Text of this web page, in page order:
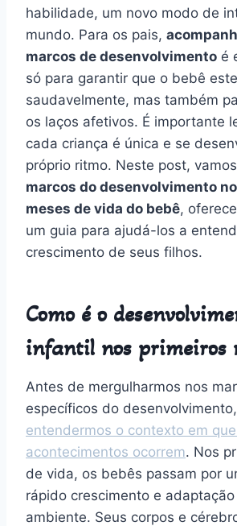
habilidade, um novo modo de
mundo. Para os pais,
marcos de desenvolvimento é
só para garantir que o bebê
saudavelmente, mas também
os laços afetivos. É importante
cada criança é única e se
próprio ritmo. Neste post,
marcos do desenvolvimento
meses de vida do bebê,
um guia para ajudá-los a
crescimento de seus filhos.
Como é o
infantil nos primeiros
Antes de mergulharmos nos
específicos do desenvolvimento,
entendermos o contexto em
acontecimentos ocorrem. Nos
de vida, os bebês passam por
rápido crescimento e
ambiente. Seus corpos e